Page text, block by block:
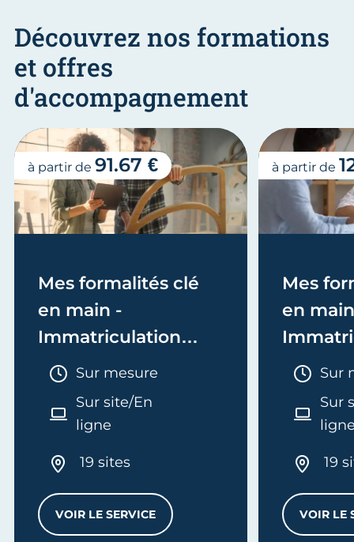
Découvrez nos formations
et offres
d'accompagnement
Mes formalités clé
en main -
Immatriculation
(EI/Micro-entreprise
ou réel)
Durée :
Sur mesure
Sur site/En
ligne
19 sites
VOIR LE SERVICEMES FORMALITÉS CLÉ EN MAIN -
à partir de 91.67 €
Mes
en
Sur
Sur
19
VOIR LE
à partir de